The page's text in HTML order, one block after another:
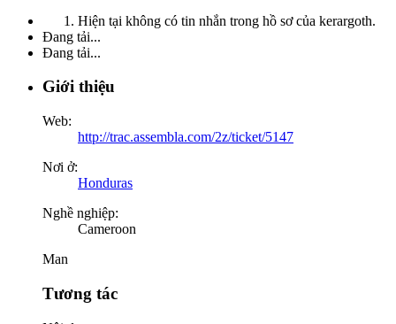
Hiện tại không có tin nhắn trong hồ sơ của kerargoth.
Đang tải...
Đang tải...
Giới thiệu
Web:
http://trac.assembla.com/2z/ticket/5147
Nơi ở:
Honduras
Nghề nghiệp:
Cameroon
Man
Tương tác